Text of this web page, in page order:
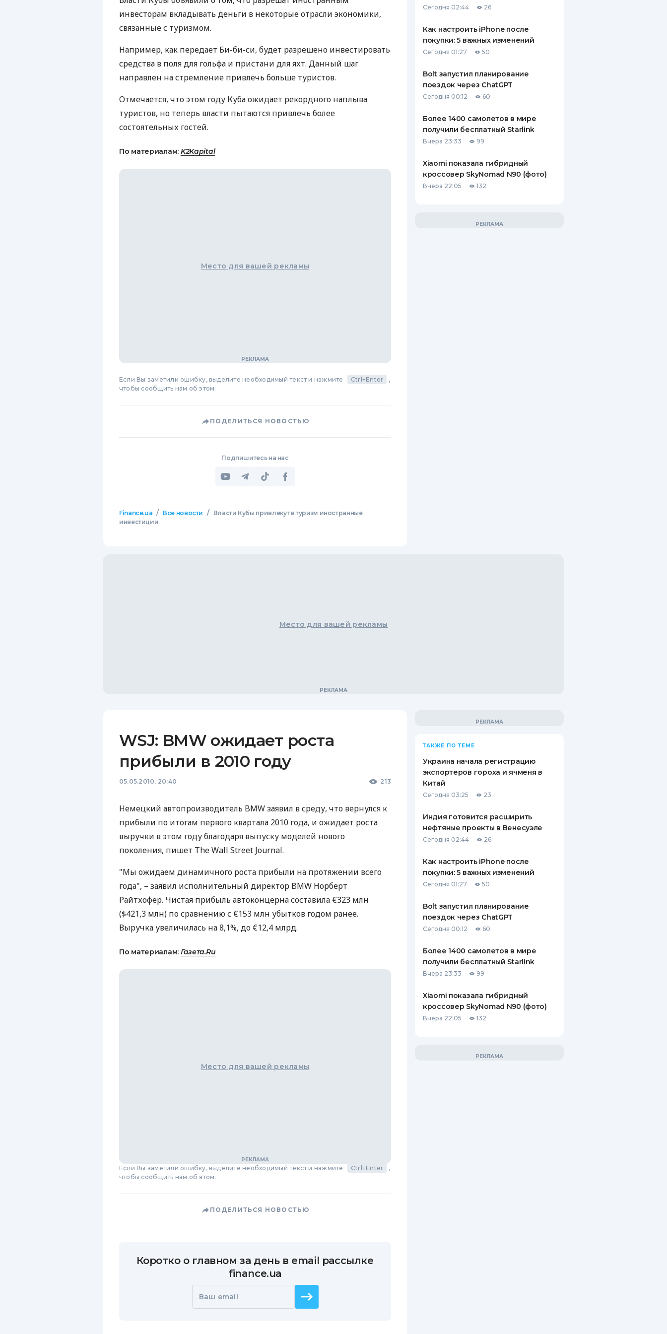
ЕЖЕМЕСЯЧНЫЙ ОБЗОР
БАНКОВСКИМ КАРТАМ
ВСЕ СТРАХОВЫЕ ПОЛИСЫ
ОТЗЫВЫ О СТРАХОВЫХ
КОМПАНИЯХ
КОНТАКТЫ
инвесторам вкладывать деньги в некоторые отрасли экономики,
связанные с туризмом.
Например, как передает Би-би-си, будет разрешено инвестировать
средства в поля для гольфа и пристани для яхт. Данный шаг
направлен на стремление привлечь больше туристов.
Отмечается, что этом году Куба ожидает рекордного наплыва
туристов, но теперь власти пытаются привлечь более
состоятельных гостей.
По материалам: K2Kapital
Место для вашей рекламы
Если Вы заметили ошибку, выделите необходимый текст и нажмите Ctrl+Enter
,
чтобы сообщить нам об этом.
ПОДЕЛИТЬСЯ НОВОСТЬЮ
Подпишитесь на нас
Finance.ua / Все новости /
Власти Кубы привлекут в туризм иностранные
инвестиции
Сегодня 02:44 26
Как настроить iPhone после
покупки: 5 важных изменений
Сегодня 01:27 50
Bolt запустил планирование
поездок через ChatGPT
Сегодня 00:12 60
Более 1400 самолетов в мире
получили бесплатный Starlink
Вчера 23:33 99
Xiaomi показала гибридный
кроссовер SkyNomad N90 (фото)
Вчера 22:05 132
Место для вашей рекламы
WSJ: BMW ожидает роста
прибыли в 2010 году
05.05.2010, 20:40 213
Немецкий автопроизводитель BMW заявил в среду, что вернулся к
прибыли по итогам первого квартала 2010 года, и ожидает роста
выручки в этом году благодаря выпуску моделей нового
поколения, пишет The Wall Street Journal.
"Мы ожидаем динамичного роста прибыли на протяжении всего
года", – заявил исполнительный директор BMW Норберт
Райтхофер. Чистая прибыль автоконцерна составила €323 млн
($421,3 млн) по сравнению с €153 млн убытков годом ранее.
Выручка увеличилась на 8,1%, до €12,4 млрд.
По материалам: Газета.Ru
Место для вашей рекламы
Если Вы заметили ошибку, выделите необходимый текст и нажмите Ctrl+Enter
,
чтобы сообщить нам об этом.
ПОДЕЛИТЬСЯ НОВОСТЬЮ
Коротко о главном за день в email рассылке
finance.ua
Ваш email
ТАКЖЕ ПО ТЕМЕ
Украина начала регистрацию
экспортеров гороха и ячменя в
Китай
Сегодня 03:25 23
Индия готовится расширить
нефтяные проекты в Венесуэле
Сегодня 02:44 26
Как настроить iPhone после
покупки: 5 важных изменений
Сегодня 01:27 50
Bolt запустил планирование
поездок через ChatGPT
Сегодня 00:12 60
Более 1400 самолетов в мире
получили бесплатный Starlink
Вчера 23:33 99
Xiaomi показала гибридный
кроссовер SkyNomad N90 (фото)
Вчера 22:05 132